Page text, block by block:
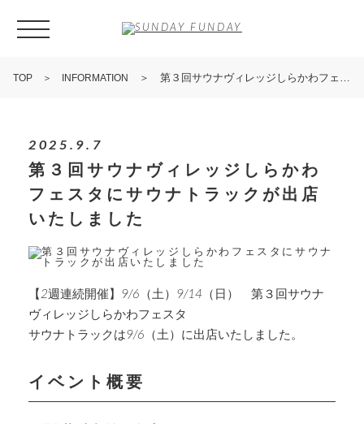
TOP ＞ INFORMATION ＞ 第３回サウナヴィレッジしらかわフェスタにサウナトラックが出店いたしました
2025.9.7
第３回サウナヴィレッジしらかわ
フェスタにサウナトラックが出店
いたしました
【2週連続開催】9/6（土）9/14（日） 第３回サウナ
ヴィレッジしらかわフェスタ
サウナトラックは9/6（土）に出店いたしました。
イベント概要